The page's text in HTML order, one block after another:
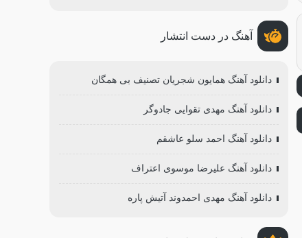
آهنگ در دست انتشار
دانلود آهنگ همایون شجریان تصنیف بی همگان
دانلود آهنگ مهدی تقوایی جادوگر
دانلود آهنگ احمد سلو عاشقم
دانلود آهنگ علیرضا موسوی اعتراف
دانلود آهنگ مهدی احمدوند آتیش پاره